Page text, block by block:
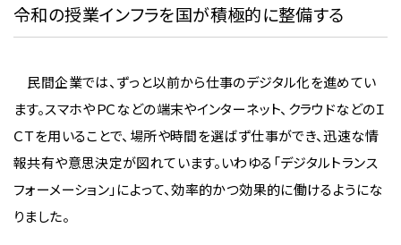
令和の授業インフラを国が積極的に整備する
民間企業では、ずっと以前から仕事のデジタル化を進めてい
ます。スマホやＰＣなどの端末やインターネット、クラウドなどのＩ
ＣＴを用いることで、場所や時間を選ばず仕事ができ、迅速な情
報共有や意思決定が図れています。いわゆる「デジタルトランス
フォーメーション」によって、効率的かつ効果的に働けるようにな
りました。